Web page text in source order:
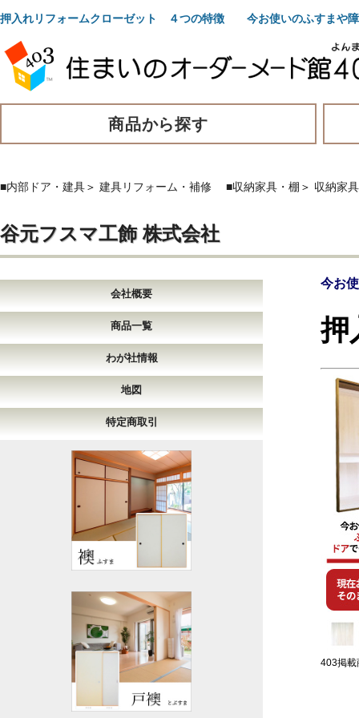
押入れリフォームクローゼット ４つの特徴 今お使いのふすまや障
商品から探す
■内部ドア・建具＞ 建具リフォーム・補修 ■収納家具・棚 ＞ 収納家
谷元フスマ工飾 株式会社
会社概要
商品一覧
わが社情報
地図
特定商取引
今お
押
403掲載